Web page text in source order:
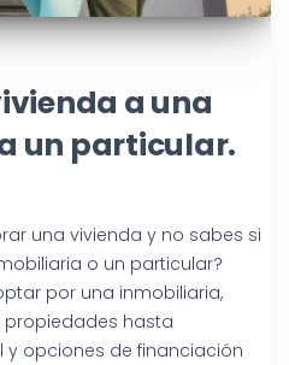
a una
un particular.
una vivienda y no sabes si
o un particular?
por una inmobiliaria,
hasta
opciones de financiación